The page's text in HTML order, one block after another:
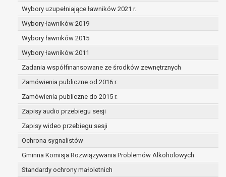
Wybory uzupełniające ławników 2021 r.
Wybory ławników 2019
Wybory ławników 2015
Wybory ławników 2011
Zadania współfinansowane ze środków zewnętrznych
Zamówienia publiczne od 2016 r.
Zamówienia publiczne do 2015 r.
Zapisy audio przebiegu sesji
Zapisy wideo przebiegu sesji
Ochrona sygnalistów
Gminna Komisja Rozwiązywania Problemów Alkoholowych
Standardy ochrony małoletnich
niezgodnie z prawem,
dane osobowe muszą być usunięte w
celu wywiązania się z obowiązku
wynikającego z przepisów prawa;
prawo do żądania ograniczenia
przetwarzania danych osobowych na
podstawie art. 18 RODO, w przypadku gdy:
osoba, której dane dotyczą
kwestionuje prawidłowość danych
osobowych – na okres pozwalający
administratorowi sprawdzić
prawidłowość tych danych,
przetwarzanie danych jest niezgodne
z prawem, a osoba, której dane
dotyczą, sprzeciwia się usunięciu
danych, żądając w zamian ich